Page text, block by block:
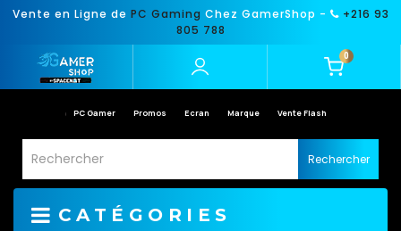
Vente en Ligne de PC Gaming Chez GamerShop -
+216 93
805 788
0
PC Gamer Promos Ecran Marque Vente Flash
Rechercher
CATÉGORIES